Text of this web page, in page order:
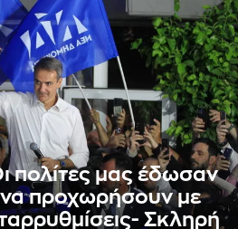
πολίτες μας έδωσαν
να προχωρήσουν με
Σκληρή